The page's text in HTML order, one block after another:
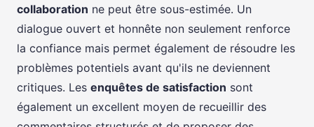
collaboration ne peut être sous-estimée. Un
dialogue ouvert et honnête non seulement renforce
la confiance mais permet également de résoudre les
problèmes potentiels avant qu'ils ne deviennent
critiques. Les enquêtes de satisfaction sont
également un excellent moyen de recueillir des